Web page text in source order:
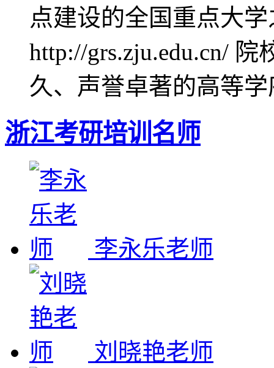
点建设的全国重点大
http://grs.zju.edu.cn/
久、声誉卓著的高等
浙江考研培训名师
李永乐老师
刘晓艳老师